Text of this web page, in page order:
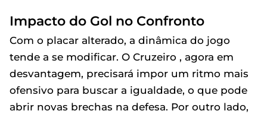
Impacto do Gol no Confronto
Com o placar alterado, a dinâmica do jogo
tende a se modificar. O Cruzeiro , agora em
desvantagem, precisará impor um ritmo mais
ofensivo para buscar a igualdade, o que pode
abrir novas brechas na defesa. Por outro lado,